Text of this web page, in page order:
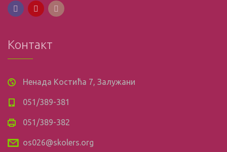
Контакт
Ненада Костића 7, Залужани
051/389-381
051/389-382
os026@skolers.org